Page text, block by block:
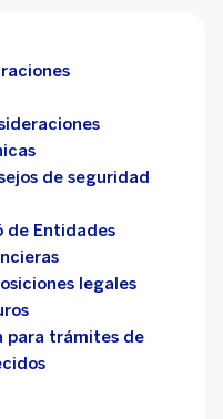
de seguridad
de Entidades
legales
para trámites de